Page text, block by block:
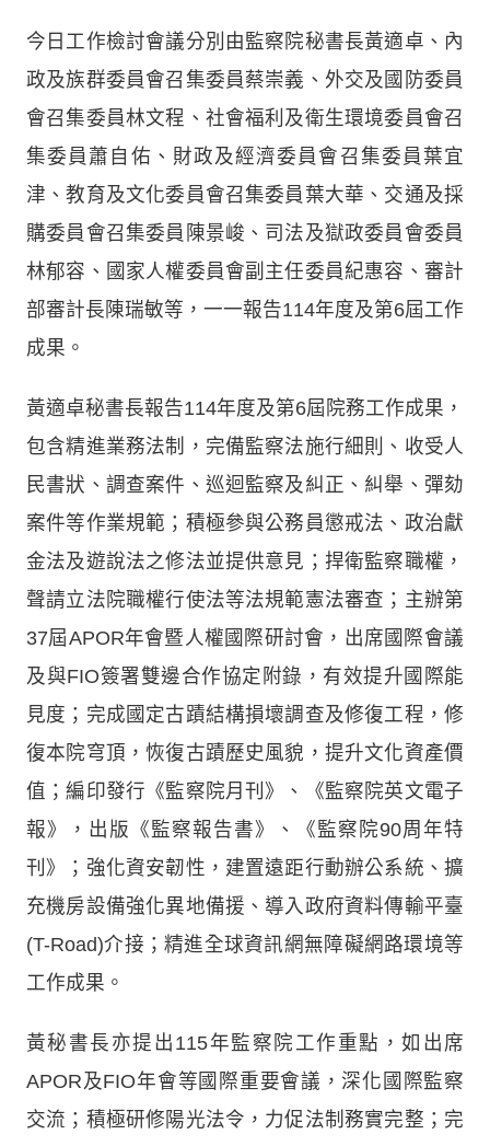
今日工作檢討會議分別由監察院秘書長黃適卓、內
政及族群委員會召集委員蔡崇義、外交及國防委員
會召集委員林文程、社會福利及衛生環境委員會召
集委員蕭自佑、財政及經濟委員會召集委員葉宜
津、教育及文化委員會召集委員葉大華、交通及採
購委員會召集委員陳景峻、司法及獄政委員會委員
林郁容、國家人權委員會副主任委員紀惠容、審計
部審計長陳瑞敏等，一一報告114年度及第6屆工作
成果。
黃適卓秘書長報告114年度及第6屆院務工作成果，
包含精進業務法制，完備監察法施行細則、收受人
民書狀、調查案件、巡迴監察及糾正、糾舉、彈劾
案件等作業規範；積極參與公務員懲戒法、政治獻
金法及遊說法之修法並提供意見；捍衛監察職權，
聲請立法院職權行使法等法規範憲法審查；主辦第
37屆APOR年會暨人權國際研討會，出席國際會議
及與FIO簽署雙邊合作協定附錄，有效提升國際能
見度；完成國定古蹟結構損壞調查及修復工程，修
復本院穹頂，恢復古蹟歷史風貌，提升文化資產價
值；編印發行《監察院月刊》、《監察院英文電子
報》，出版《監察報告書》、《監察院90周年特
刊》；強化資安韌性，建置遠距行動辦公系統、擴
充機房設備強化異地備援、導入政府資料傳輸平臺
(T-Road)介接；精進全球資訊網無障礙網路環境等
工作成果。
黃秘書長亦提出115年監察院工作重點，如出席
APOR及FIO年會等國際重要會議，深化國際監察
交流；積極研修陽光法令，力促法制務實完整；完